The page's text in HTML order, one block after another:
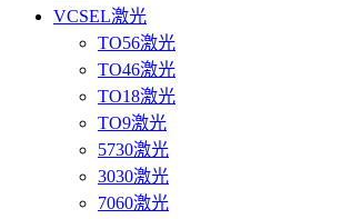
VCSEL激光
TO56激光
TO46激光
TO18激光
TO9激光
5730激光
3030激光
7060激光